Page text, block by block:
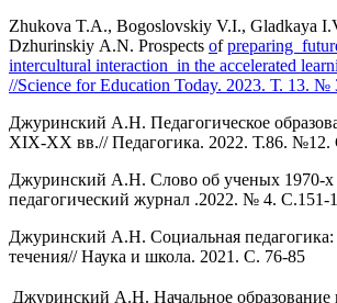
Zhukova T.A., Bogoslovskiy V.I., Gladkaya
Dzhurinskiy А.N. Prospects ofpreparing
intercultural interaction in the accelerated
//Science for Education Today. 2023. Т. 13. №
Джуринский А.Н. Педагогическое
XIX-XX вв.// Педагогика. 2022. Т.86. №12.
Джуринский А.Н. Слово об ученых 1970-
педагогический журнал .2022. № 4. С.151-
Джуринский А.Н. Социальная
течения// Наука и школа. 2021. С. 76-85
Джуринский А.Н. Начальное